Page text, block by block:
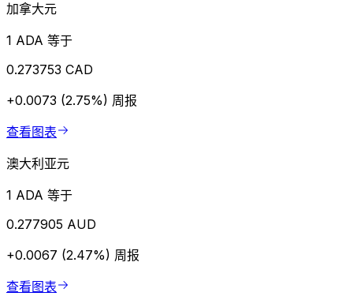
加拿大元
1 ADA 等于
0.273753 CAD
+0.0073 (2.75%) 周报
查看图表
澳大利亚元
1 ADA 等于
0.277905 AUD
+0.0067 (2.47%) 周报
查看图表